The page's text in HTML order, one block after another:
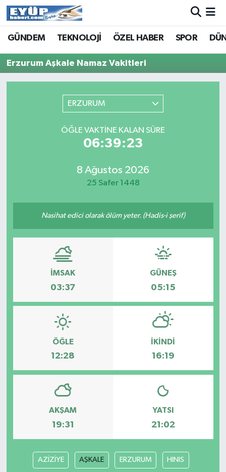
GÜNDEM TEKNOLOJİ ÖZEL HABER SPOR
Erzurum Aşkale Namaz Vakitleri
ERZURUM
ÖĞLE VAKTINE KALAN SÜRE
06:39:23
8 Ağustos 2026
25 Safer 1448
Nasihat edici olarak ölüm yeter. (Hadis-i şerif)
İMSAK
03:37
GÜNEŞ
05:15
ÖĞLE
12:28
İKINDI
16:19
AKŞAM
19:31
YATSI
21:02
AZİZİYE AŞKALE ERZURUM HINIS